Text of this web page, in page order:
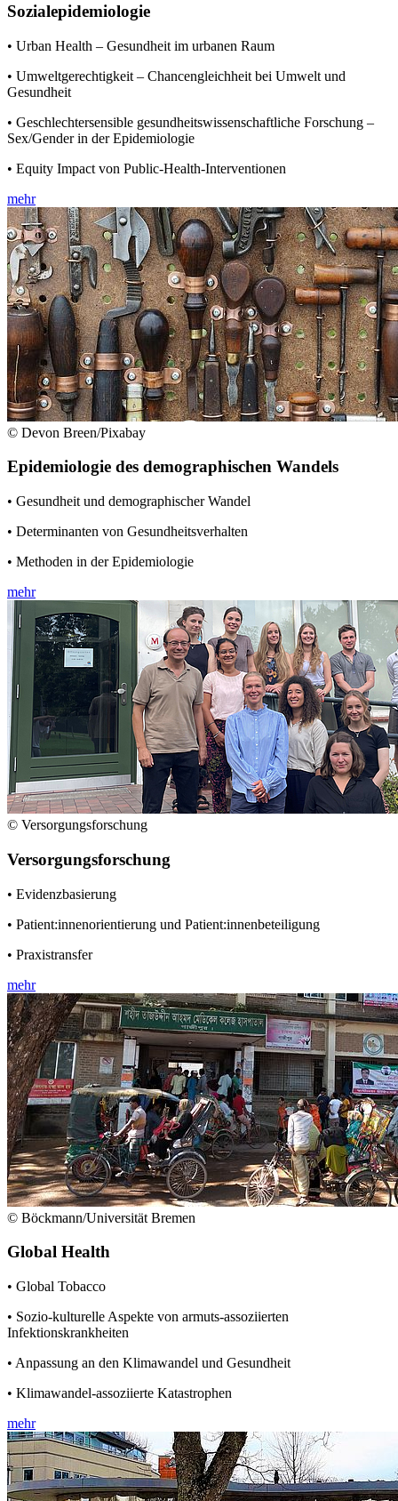
Sozialepidemiologie
• Urban Health – Gesundheit im urbanen Raum
• Umweltgerechtigkeit – Chancengleichheit bei Umwelt und
Gesundheit
• Geschlechtersensible gesundheitswissenschaftliche Forschung –
Sex/Gender in der Epidemiologie
• Equity Impact von Public-Health-Interventionen
mehr
© Devon Breen/Pixabay
Epidemiologie des demographischen Wandels
• Gesundheit und demographischer Wandel
• Determinanten von Gesundheitsverhalten
• Methoden in der Epidemiologie
mehr
© Versorgungsforschung
Versorgungsforschung
• Evidenzbasierung
• Patient:innenorientierung und Patient:innenbeteiligung
• Praxistransfer
mehr
© Böckmann/Universität Bremen
Global Health
• Global Tobacco
• Sozio-kulturelle Aspekte von armuts-assoziierten
Infektionskrankheiten
• Anpassung an den Klimawandel und Gesundheit
• Klimawandel-assoziierte Katastrophen
mehr